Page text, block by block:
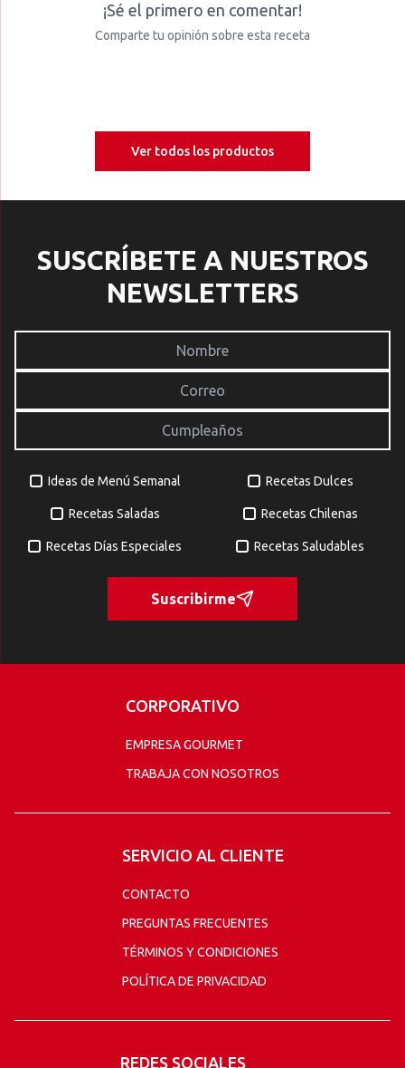
¡Sé el primero en comentar!
Comparte tu opinión sobre esta receta
Ver todos los productos
SUSCRÍBETE A NUESTROS
NEWSLETTERS
Ideas de Menú Semanal Recetas Dulces
Recetas Saladas Recetas Chilenas
Recetas Días Especiales Recetas Saludables
Suscribirme
CORPORATIVO
EMPRESA GOURMET
TRABAJA CON NOSOTROS
SERVICIO AL CLIENTE
CONTACTO
PREGUNTAS FRECUENTES
TÉRMINOS Y CONDICIONES
POLÍTICA DE PRIVACIDAD
REDES SOCIALES